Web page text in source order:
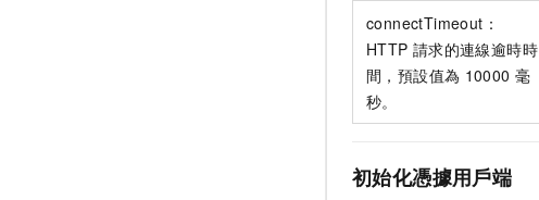
connectTimeout：
HTTP 請求的連線逾時時
間，預設值為 10000 毫
秒。
初始化憑據用戶端